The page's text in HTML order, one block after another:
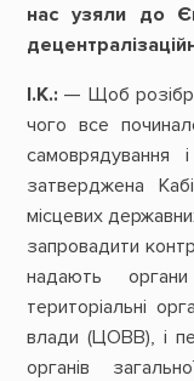
нас узяли до
І.К.: — Щоб
чого все
самоврядування
затверджена
місцевих
запровадити
надають
територіальні
влади (ЦОВВ), і
органів